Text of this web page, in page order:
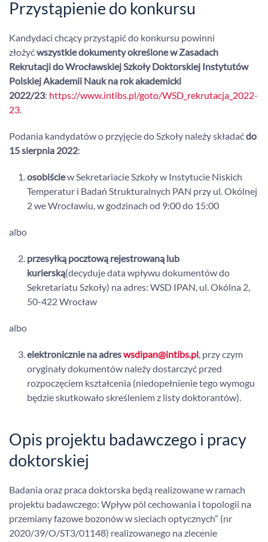
Przystąpienie do konkursu
Kandydaci chcący przystąpić do konkursu powinni
złożyćwszystkie dokumenty określone w Zasadach
Rekrutacji do Wrocławskiej Szkoły Doktorskiej Instytutów
Polskiej Akademii Nauk na rok akademicki
2022/23: https://www.intibs.pl/goto/WSD_rekrutacja_2022-
23.
Podania kandydatów o przyjęcie do Szkoły należy składaćdo
15 sierpnia 2022:
osobiściew Sekretariacie Szkoły w Instytucie Niskich
Temperatur i Badań Strukturalnych PAN przy ul. Okólnej
2 we Wrocławiu, w godzinach od 9:00 do 15:00
albo
przesyłką pocztową rejestrowaną lub
kurierską(decyduje data wpływu dokumentów do
Sekretariatu Szkoły) na adres: WSD IPAN, ul. Okólna 2,
50-422 Wrocław
albo
elektronicznie na adreswsdipan@intibs.pl, przy czym
oryginały dokumentów należy dostarczyć przed
rozpoczęciem kształcenia (niedopełnienie tego wymogu
będzie skutkowało skreśleniem z listy doktorantów).
Opis projektu badawczego i pracy
doktorskiej
Badania oraz praca doktorska będą realizowane w ramach
projektu badawczego: Wpływ pól cechowania i topologii na
przemiany fazowe bozonów w sieciach optycznych” (nr
2020/39/O/ST3/01148) realizowanego na zlecenie